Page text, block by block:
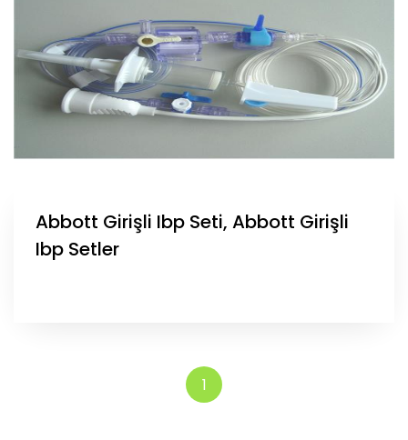
Abbott Girişli Ibp Seti, Abbott Girişli
Ibp Setler
1